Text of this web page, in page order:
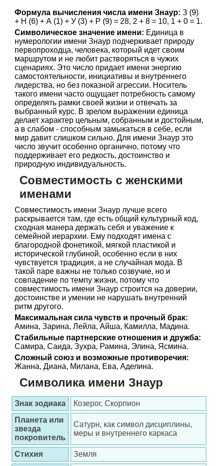
Формула вычисления числа имени Знаур: З (9)
+ Н (6) + А (1) + У (3) + Р (9) = 28, 2 + 8 = 10, 1 + 0 = 1.
Символическое значение имени: Единица в
нумерологии имени Знаур подчеркивает природу
первопроходца, человека, который идет своим
маршрутом и не любит растворяться в чужих
сценариях. Это число придает имени энергию
самостоятельности, инициативы и внутреннего
лидерства, но без показной агрессии. Носитель
такого имени часто ощущает потребность самому
определять рамки своей жизни и отвечать за
выбранный курс. В зрелом выражении единица
делает характер цельным, собранным и достойным,
а в слабом - способным замыкаться в себе, если
мир давит слишком сильно. Для имени Знаур это
число звучит особенно органично, потому что
поддерживает его редкость, достоинство и
природную индивидуальность.
Совместимость с женскими
именами
Совместимость имени Знаур лучше всего
раскрывается там, где есть общий культурный код,
сходная манера держать себя и уважение к
семейной иерархии. Ему подходят имена с
благородной фонетикой, мягкой пластикой и
исторической глубиной, особенно если в них
чувствуется традиция, а не случайная мода. В
такой паре важны не только созвучие, но и
совпадение по темпу жизни, потому что
совместимость имени Знаур строится на доверии,
достоинстве и умении не нарушать внутренний
ритм другого.
Максимальная сила чувств и прочный брак:
Амина, Зарина, Лейла, Айша, Камилла, Мадина.
Стабильные партнерские отношения и дружба:
Самира, Саида, Зухра, Рамина, Элина, Ясмина.
Сложный союз и возможные противоречия:
Жанна, Диана, Милана, Ева, Аделина.
Символика имени Знаур
Знак зодиака
Козерог, Скорпион
Планета или
звезда
покровитель
Сатурн, как символ дисциплины,
меры и внутреннего каркаса
Стихия Земля